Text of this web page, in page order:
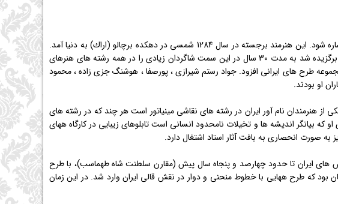
در معرفی نام های معروف نقش قالی اصفهان بی تردید باید ابتدا به نام "عیسی بهادری" اشاره شود. این هنرمند برجسته در سال 1284 شمسی در دهكده برچالو (اراك) به دنیا آمد.
او پس از اتمام مدرسه كمال الملك در سال 1315 به سرپرستی هنرستان هنرهای زیبا اصفهان برگزیده شد به مدت 30 سال در این سمت شاگردان زیادی را در همه رشته های هنرهای
طرح های ایرانی افزود. جواد رستم شیرازی ، پورصفا ، هوشنگ جزی زاده ، محمود
او بودند.
نام آور ایران در رشته های نقاشی مینیاتور است هر چند كه در رشته های
اندیشه ها و تخیلات نامحدود انسانی است تابلوهای زیبایی در كارگاه ههای
به صورت انحصاری به بافت آثار استاد اشتغال دارد.
های ایران تا حدود چهارصد و پنجاه سال پیش (مقارن سلطنت شاه طهماسب)، با طرح
كه طرح ههایی با خطوط منحنی و دوار در نقش قالی ایران وارد شد. در این زمان